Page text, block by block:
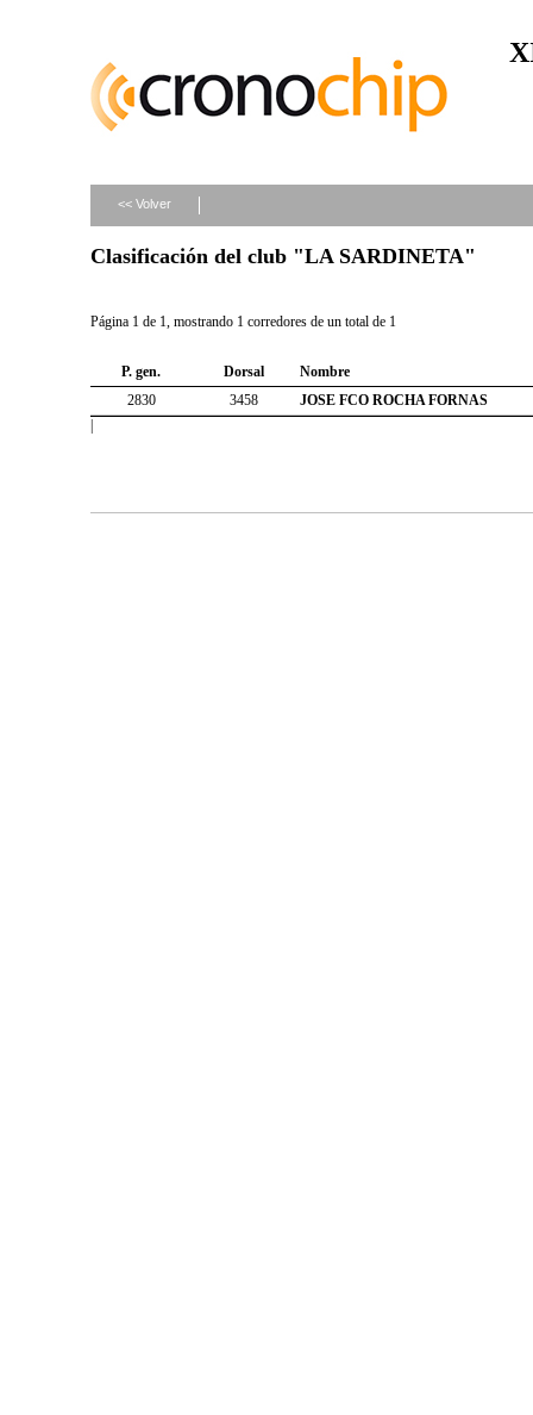
<< Volver
Clasificación del club "LA SARDINETA"
Página 1 de 1, mostrando 1 corredores de un total de 1
P. gen. Dorsal
Nombre
2830
3458
JOSE FCO ROCHA FORNAS
|